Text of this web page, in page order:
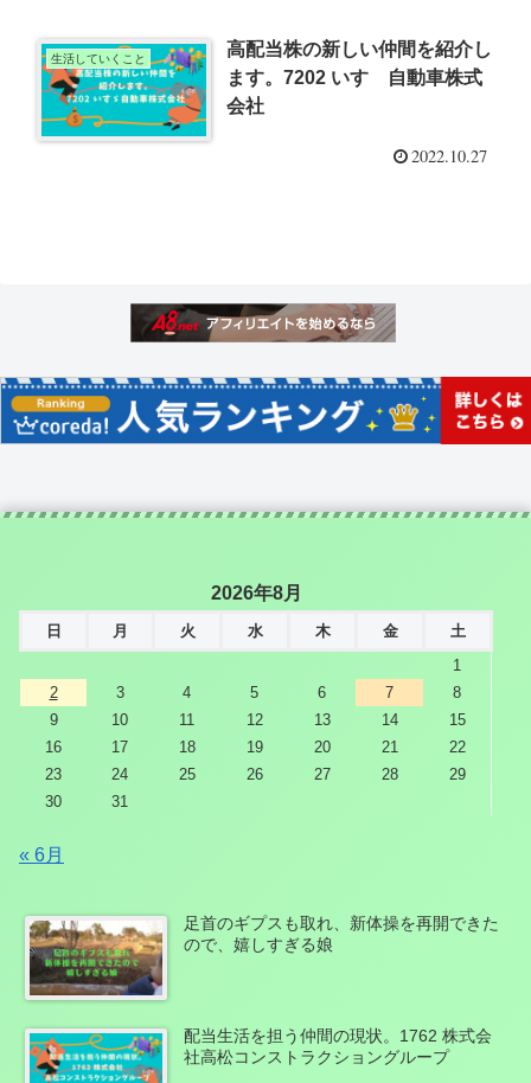
生活していくこと
高配当株の新しい仲間を紹介し
ます。7202 いすゞ自動車株式
会社
2022.10.27
2026年8月
日 月 火 水 木 金
土
1
2
3 4 5 6 7
8
9
10 11 12 13 14
15
16
17 18 19 20 21
22
23
24 25 26 27 28
29
30
31
« 6月
足首のギプスも取れ、新体操を再開できた
ので、嬉しすぎる娘
配当生活を担う仲間の現状。1762 株式会
社高松コンストラクショングループ